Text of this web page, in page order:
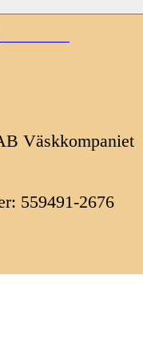
Väskkompaniet
559491-2676